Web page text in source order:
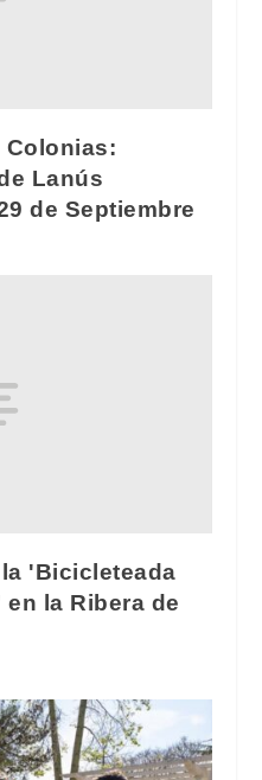
Colonias:
Lanús
de Septiembre
'Bicicleteada
la Ribera de